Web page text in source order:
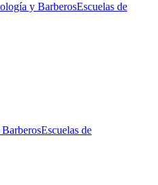
y BarberosEscuelas de
Escuelas de